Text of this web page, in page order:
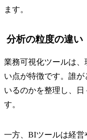
ます。
分析の粒度の違い
業務可視化ツールは
い点が特徴です。誰
いるのかを整理し、
す。
一方、BIツールは経営